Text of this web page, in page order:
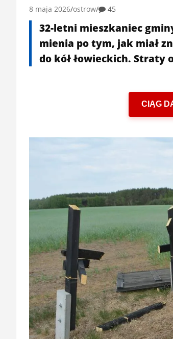
8 maja 2026 ostrow 45
32-letni mieszkaniec
mienia po tym, jak miał
do kół łowieckich. Straty
CIĄG